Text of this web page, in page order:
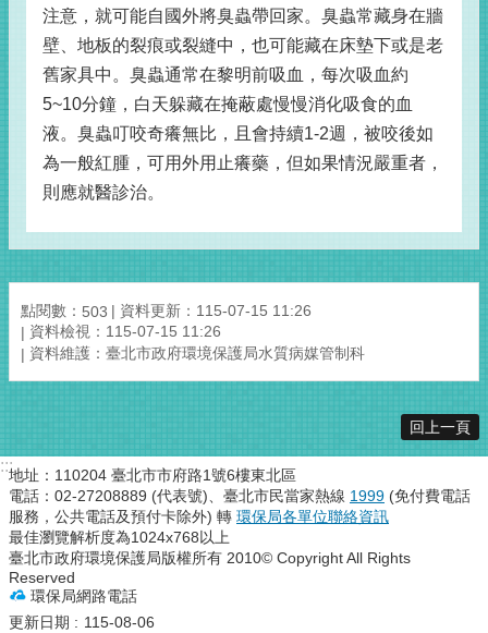
注意，就可能自國外將臭蟲帶回家。臭蟲常藏身在牆
壁、地板的裂痕或裂縫中，也可能藏在床墊下或是老
舊家具中。臭蟲通常在黎明前吸血，每次吸血約
5~10分鐘，白天躲藏在掩蔽處慢慢消化吸食的血
液。臭蟲叮咬奇癢無比，且會持續1-2週，被咬後如
為一般紅腫，可用外用止癢藥，但如果情況嚴重者，
則應就醫診治。
點閱數： 503
資料更新：115-07-15 11:26
資料檢視：115-07-15 11:26
資料維護：臺北市政府環境保護局水質病媒管制科
回上一頁
:::地址：110204 臺北市市府路1號6樓東北區
電話：02-27208889 (代表號)、臺北市民當家熱線 1999 (免付費電話
服務，公共電話及預付卡除外) 轉 環保局各單位聯絡資訊
最佳瀏覽解析度為1024x768以上
臺北市政府環境保護局版權所有 2010© Copyright All Rights
Reserved
環保局網路電話
更新日期
115-08-06